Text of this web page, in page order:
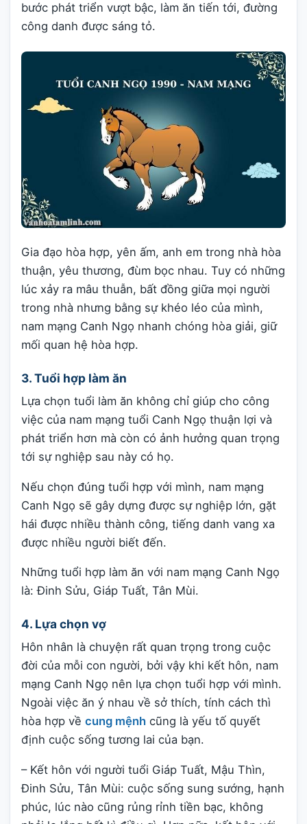
bước phát triển vượt bậc, làm ăn tiến tới, đường
công danh được sáng tỏ.
Gia đạo hòa hợp, yên ấm, anh em trong nhà hòa
thuận, yêu thương, đùm bọc nhau. Tuy có những
lúc xảy ra mâu thuẫn, bất đồng giữa mọi người
trong nhà nhưng bằng sự khéo léo của mình,
nam mạng Canh Ngọ nhanh chóng hòa giải, giữ
mối quan hệ hòa hợp.
3. Tuổi hợp làm ăn
Lựa chọn tuổi làm ăn không chỉ giúp cho công
việc của nam mạng tuổi Canh Ngọ thuận lợi và
phát triển hơn mà còn có ảnh hưởng quan trọng
tới sự nghiệp sau này có họ.
Nếu chọn đúng tuổi hợp với mình, nam mạng
Canh Ngọ sẽ gây dựng được sự nghiệp lớn, gặt
hái được nhiều thành công, tiếng danh vang xa
được nhiều người biết đến.
Những tuổi hợp làm ăn với nam mạng Canh Ngọ
là: Đinh Sửu, Giáp Tuất, Tân Mùi.
4. Lựa chọn vợ
Hôn nhân là chuyện rất quan trọng trong cuộc
đời của mỗi con người, bởi vậy khi kết hôn, nam
mạng Canh Ngọ nên lựa chọn tuổi hợp với mình.
Ngoài việc ăn ý nhau về sở thích, tính cách thì
hòa hợp về cung mệnh cũng là yếu tố quyết
định cuộc sống tương lai của bạn.
– Kết hôn với người tuổi Giáp Tuất, Mậu Thìn,
Đinh Sửu, Tân Mùi: cuộc sống sung sướng, hạnh
phúc, lúc nào cũng rủng rỉnh tiền bạc, không